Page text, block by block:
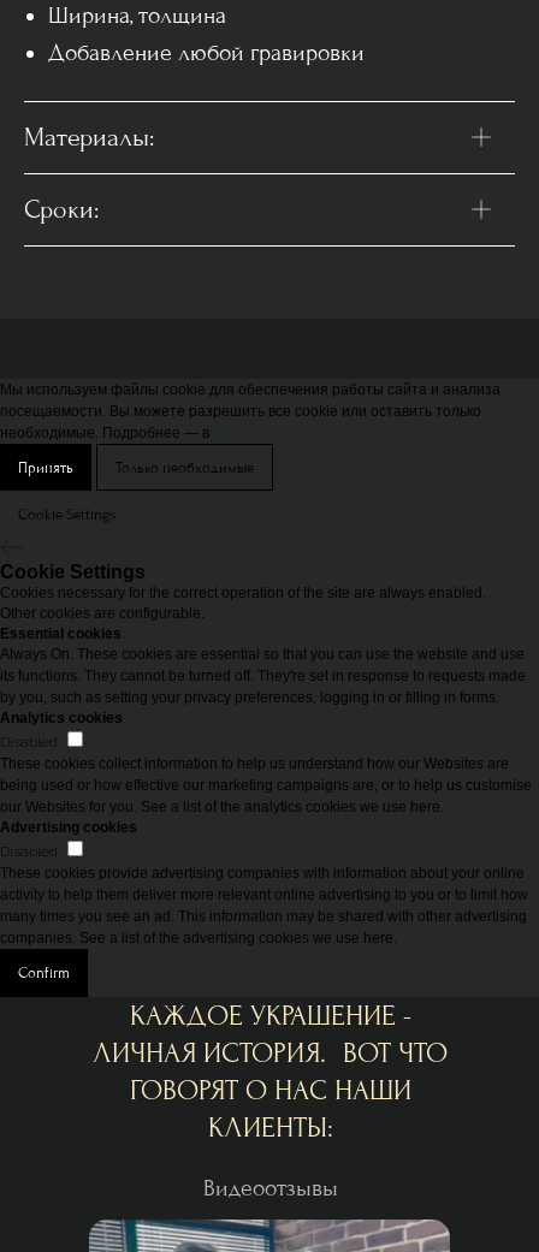
Ширина, толщина
Добавление любой гравировки
Материалы:
Сроки:
Мы используем файлы cookie для обеспечения работы сайта и анализа
посещаемости. Вы можете разрешить все cookie или оставить только
необходимые. Подробнее — в
Принять Только необходимые
Cookie Settings
Cookie Settings
Cookies necessary for the correct operation of the site are always enabled.
Other cookies are configurable.
Essential cookies
Always On. These cookies are essential so that you can use the website and use
its functions. They cannot be turned off. They're set in response to requests made
by you, such as setting your privacy preferences, logging in or filling in forms.
Analytics cookies
Disabled
These cookies collect information to help us understand how our Websites are
being used or how effective our marketing campaigns are, or to help us customise
our Websites for you. See a list of the analytics cookies we use here.
Advertising cookies
Disabled
These cookies provide advertising companies with information about your online
activity to help them deliver more relevant online advertising to you or to limit how
many times you see an ad. This information may be shared with other advertising
companies. See a list of the advertising cookies we use here.
Confirm
КАЖДОЕ УКРАШЕНИЕ -
ЛИЧНАЯ ИСТОРИЯ. ВОТ ЧТО
ГОВОРЯТ О НАС НАШИ
КЛИЕНТЫ:
Видеоотзывы